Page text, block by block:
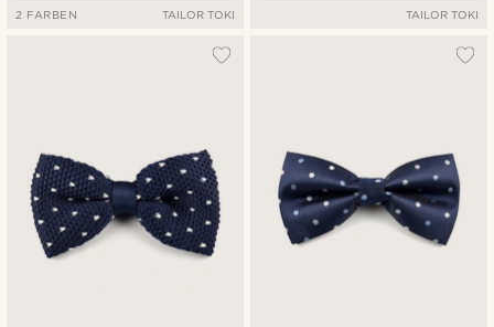
2 FARBEN TAILOR TOKI TAILOR TOKI